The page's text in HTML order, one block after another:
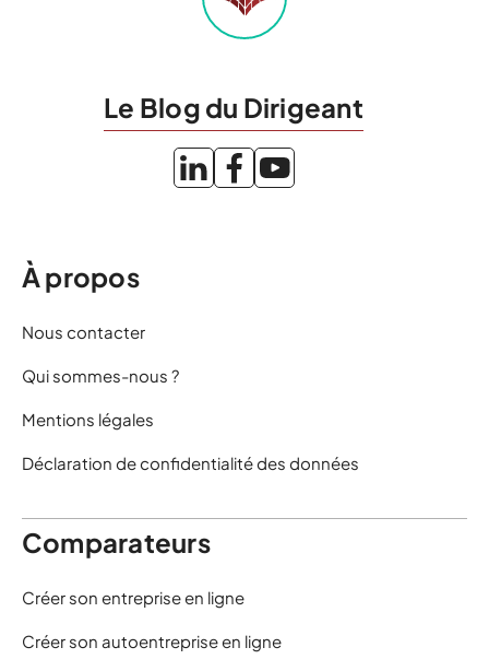
Le Blog du Dirigeant
À propos
Nous contacter
Qui sommes-nous ?
Mentions légales
Déclaration de confidentialité des données
Comparateurs
Créer son entreprise en ligne
Créer son autoentreprise en ligne